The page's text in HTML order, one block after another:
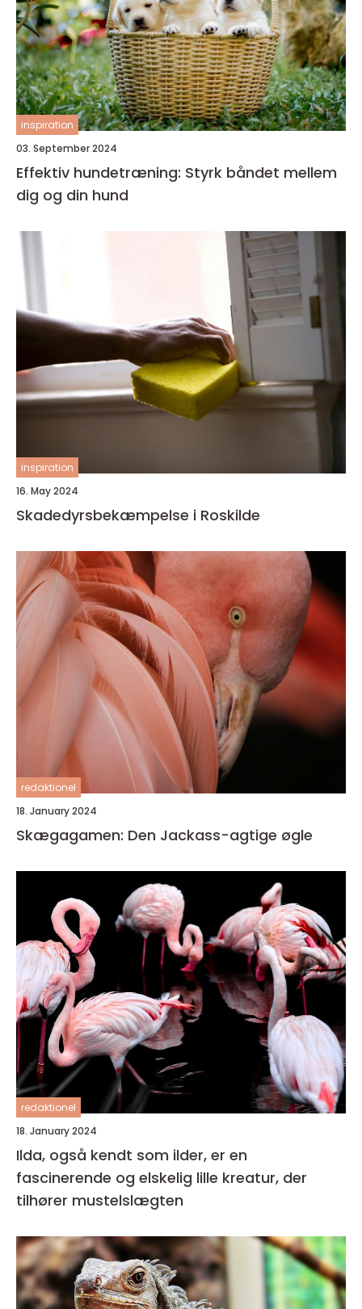
inspiration
03. September 2024
Effektiv hundetræning: Styrk båndet mellem
dig og din hund
inspiration
16. May 2024
Skadedyrsbekæmpelse i Roskilde
redaktionel
18. January 2024
Skægagamen: Den Jackass-agtige øgle
redaktionel
18. January 2024
Ilda, også kendt som ilder, er en
fascinerende og elskelig lille kreatur, der
tilhører mustelslægten